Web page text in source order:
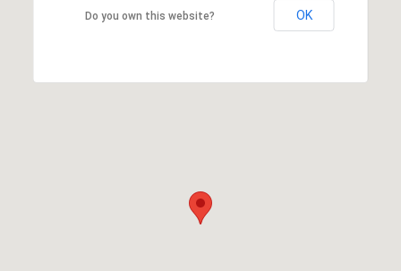
Do you own this website? OK